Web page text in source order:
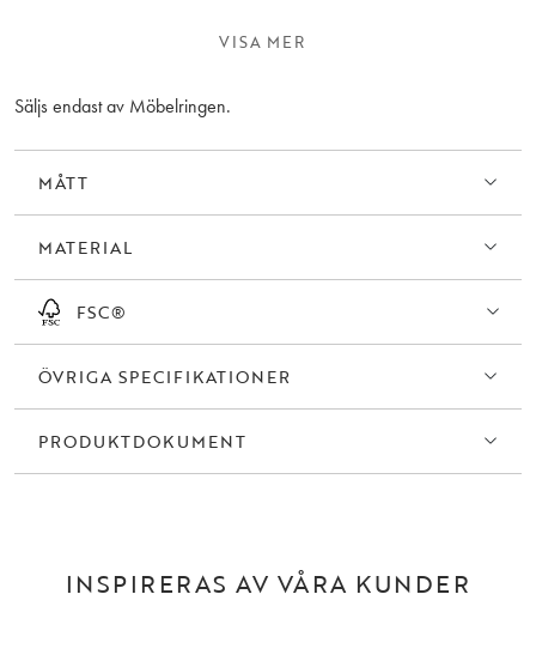
komfort. Finns i flera färger. Säljs endast i 2-pack.
VISA MER
Säljs endast av Möbelringen.
MÅTT
MATERIAL
FSC®
ÖVRIGA SPECIFIKATIONER
PRODUKTDOKUMENT
INSPIRERAS AV VÅRA KUNDER